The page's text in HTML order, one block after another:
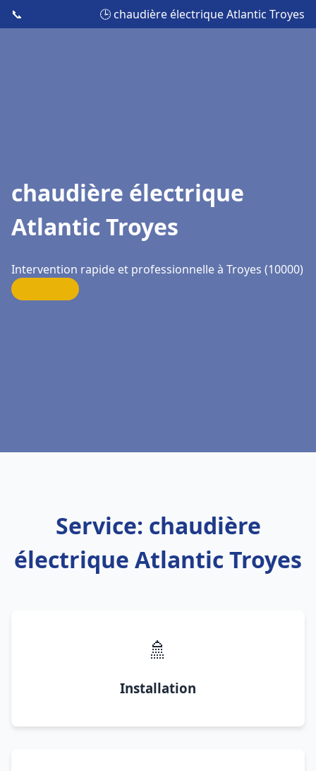
📞 🕒 chaudière électrique Atlantic Troyes
chaudière électrique
Atlantic Troyes
Intervention rapide et professionnelle à Troyes (10000)
Service: chaudière
électrique Atlantic Troyes
🚿
Installation